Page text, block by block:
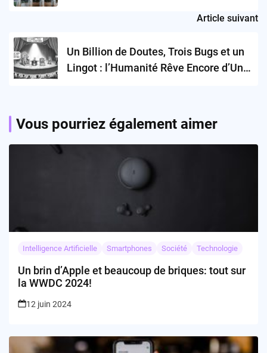
Article suivant
Un Billion de Doutes, Trois Bugs et un
Lingot : l’Humanité Rêve Encore d’Un
Vous pourriez également aimer
Intelligence Artificielle Smartphones Société Technologie
Un brin d’Apple et beaucoup de briques: tout sur
la WWDC 2024!
12 juin 2024